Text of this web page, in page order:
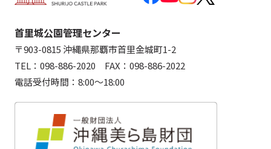
首里城公園管理センター
〒903-0815 沖縄県那覇市首里金城町1-2
TEL：098-886-2020 FAX：098-886-2022
電話受付時間：8:00～18:00